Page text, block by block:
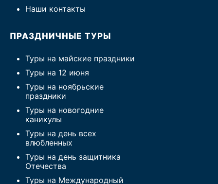
Наши контакты
ПРАЗДНИЧНЫЕ ТУРЫ
Туры на майские праздники
Туры на 12 июня
Туры на ноябрьские
праздники
Туры на новогодние
каникулы
Туры на день всех
влюбленных
Туры на день защитника
Отечества
Туры на Международный